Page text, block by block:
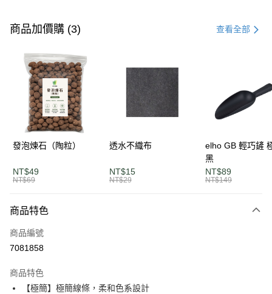
信用卡一次付款
Apple Pay
街口支付
悠遊付
AFTEE先享後付
【關於「AFTEE先享後付」】
AFTEE先享後付是「在收到商品之後才付款」的支付方式。 讓您購物簡單
２．便利：只要手機號碼，簡訊認證，即可結帳。
【「AFTEE先享後付」結帳流程】
２．訂單成立數日內，您將收到繳費通知簡訊。
３．收到繳費通知簡訊後14天內，點擊此簡訊中的連結，可透過四大超商／
ATM付款
運送方式
單筆滿$1200免運
每筆NT$120，滿NT$1,200(含以上)免運費
每筆NT$250，滿NT$2,000(含以上)免運費
商品加價購 (3) 查看全部
發泡煉石（陶粒）
NT$49
NT$69
透水不織布
NT$15
NT$29
elho GB 輕巧鏟
黑
NT$89
NT$149
商品特色
商品編號
7081858
商品特色
【極簡】極簡線條，柔和色系設計